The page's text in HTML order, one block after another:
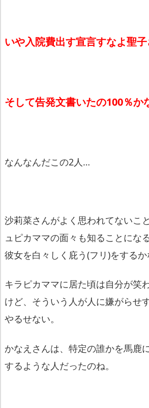
いや入院費出す宣言すなよ聖
そして告発文書いたの100％
なんなんだこの2人…
沙莉菜さんがよく思われてないこ
ュピカママの面々も知ることにな
彼女を白々しく庇う(フリ)をするか
キラピカママに居た頃は自分が笑
けど、そういう人が人に嫌がらせ
やるせない。
かなえさんは、特定の誰かを馬鹿
するような人だったのね。